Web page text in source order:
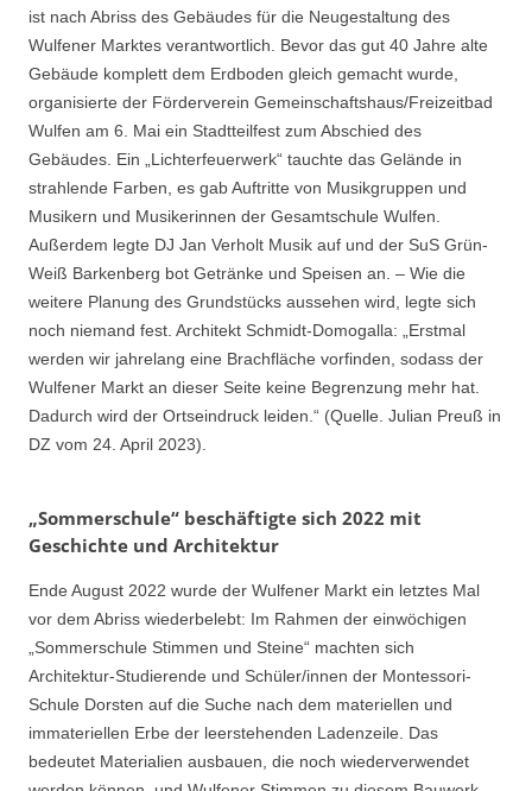
ist nach Abriss des Gebäudes für die Neugestaltung des
Wulfener Marktes verantwortlich. Bevor das gut 40 Jahre alte
Gebäude komplett dem Erdboden gleich gemacht wurde,
organisierte der Förderverein Gemeinschaftshaus/Freizeitbad
Wulfen am 6. Mai ein Stadtteilfest zum Abschied des
Gebäudes. Ein „Lichterfeuerwerk“ tauchte das Gelände in
strahlende Farben, es gab Auftritte von Musikgruppen und
Musikern und Musikerinnen der Gesamtschule Wulfen.
Außerdem legte DJ Jan Verholt Musik auf und der SuS Grün-
Weiß Barkenberg bot Getränke und Speisen an. – Wie die
weitere Planung des Grundstücks aussehen wird, legte sich
noch niemand fest. Architekt Schmidt-Domogalla: „Erstmal
werden wir jahrelang eine Brachfläche vorfinden, sodass der
Wulfener Markt an dieser Seite keine Begrenzung mehr hat.
Dadurch wird der Ortseindruck leiden.“ (Quelle. Julian Preuß in
DZ vom 24. April 2023).
„Sommerschule“ beschäftigte sich 2022 mit
Geschichte und Architektur
Ende August 2022 wurde der Wulfener Markt ein letztes Mal
vor dem Abriss wiederbelebt: Im Rahmen der einwöchigen
„Sommerschule Stimmen und Steine“ machten sich
Architektur-Studierende und Schüler/innen der Montessori-
Schule Dorsten auf die Suche nach dem materiellen und
immateriellen Erbe der leerstehenden Ladenzeile. Das
bedeutet Materialien ausbauen, die noch wiederverwendet